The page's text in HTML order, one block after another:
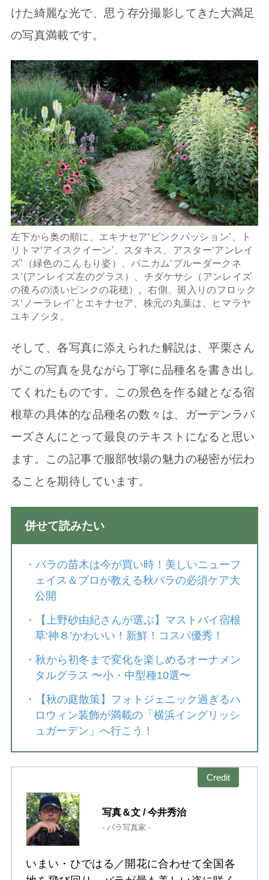
けた綺麗な光で、思う存分撮影してきた大満足
の写真満載です。
左下から奥の順に、エキナセア‘ピンクパッション’、ト
リトマ‘アイスクイーン’、スタキス、アスター‘アンレイ
ズ’（緑色のこんもり姿）、パニカム‘ブルーダークネ
ス’(アンレイズ左のグラス）、チダケサシ（アンレイズ
の後ろの淡いピンクの花穂）。右側、斑入りのフロック
ス‘ノーラレイ’とエキナセア、株元の丸葉は、ヒマラヤ
ユキノシタ。
そして、各写真に添えられた解説は、平栗さん
がこの写真を見ながら丁寧に品種名を書き出し
てくれたものです。この景色を作る鍵となる宿
根草の具体的な品種名の数々は、ガーデンラバ
ーズさんにとって最良のテキストになると思い
ます。この記事で服部牧場の魅力の秘密が伝わ
ることを期待しています。
併せて読みたい
・ バラの苗木は今が買い時！美しいニューフ
ェイス＆プロが教える秋バラの必須ケア大
公開
・
【上野砂由紀さんが選ぶ】マストバイ宿根
草‘神８’かわいい！新鮮！コスパ優秀！
・ 秋から初冬まで変化を楽しめるオーナメン
タルグラス 〜小・中型種10選〜
・
【秋の庭散策】フォトジェニック過ぎるハ
ロウィン装飾が満載の「横浜イングリッシ
ュガーデン」へ行こう！
Credit
写真＆文 / 今井秀治
- バラ写真家 -
いまい・ひではる／開花に合わせて全国各